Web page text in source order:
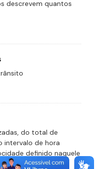
descrevem quantos
do total de
intervalo de hora
definido naquele